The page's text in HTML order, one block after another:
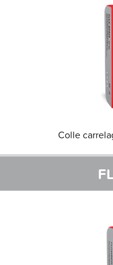
Colle